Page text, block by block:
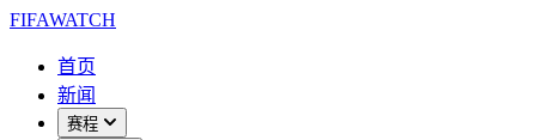
FIFAWATCH
首页
新闻
赛程